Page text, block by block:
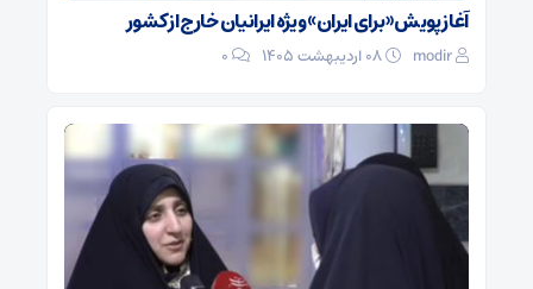
آغاز پویش «برای ایران» ویژه ایرانیان خارج از کشور
modir
0